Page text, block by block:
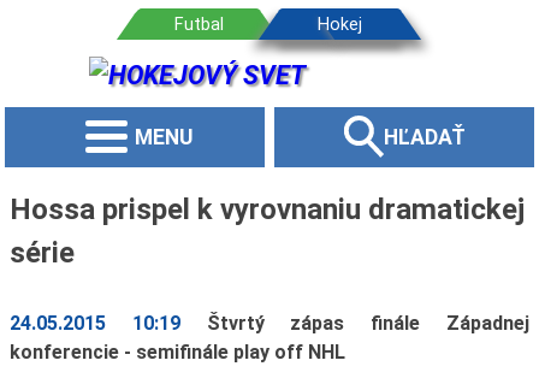
MENU HĽADAŤ
Hossa prispel k vyrovnaniu dramatickej
série
24.05.2015 10:19
Štvrtý zápas finále Západnej
konferencie - semifinále play off NHL